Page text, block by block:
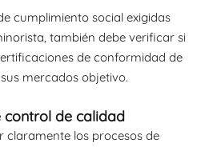
cumplimiento social exigidas
también debe verificar si
de conformidad de
mercados objetivo.
control de calidad
claramente los procesos de